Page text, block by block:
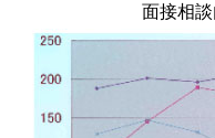
面接相談